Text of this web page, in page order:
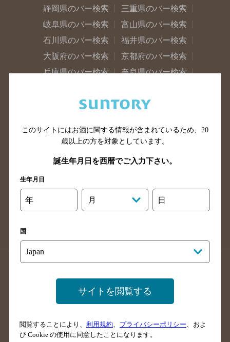
静岡県のバー検索
三重県のバー検索
岐阜県のバー検索
富山県のバー検索
石川県のバー検索
福井県のバー検索
大阪府のバー検索
京都府のバー検索
兵庫県のバー検索
奈良県のバー検索
広島県のバー検索
岡山県のバー検索
島根県のバー検索
徳島県のバー検索
高知県のバー検索
福岡県のバー検索
長崎県のバー検索
大分県のバー検索
熊本県のバー検索
掲載店舗様ログイン
サイトマップ ご意見・ご感想
このサイトにはお酒に関する情報が含まれているため、 20
歳以上の方を対象としています。
誕生年月日を西暦でご入力下さい。
生年月日
年 月 日
国
サイトを閲覧する
閲覧することにより、 利用規約 プライバシーポリシー 、およ
び Cookie の使用に同意したことになります。